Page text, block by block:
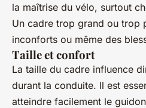
la maîtrise du vélo, surtout
Un cadre trop grand ou trop
inconforts ou même des
Taille et confort
La taille du cadre influence
durant la conduite. Il est
atteindre facilement le